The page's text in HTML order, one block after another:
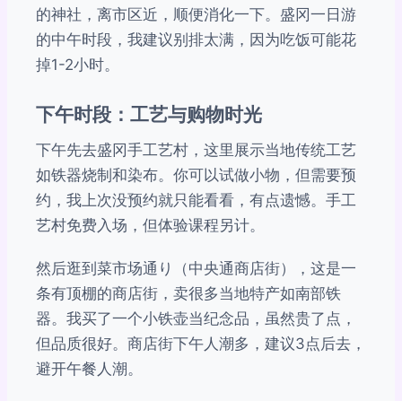
的神社，离市区近，顺便消化一下。盛冈一日游
的中午时段，我建议别排太满，因为吃饭可能花
掉1-2小时。
下午时段：工艺与购物时光
下午先去盛冈手工艺村，这里展示当地传统工艺
如铁器烧制和染布。你可以试做小物，但需要预
约，我上次没预约就只能看看，有点遗憾。手工
艺村免费入场，但体验课程另计。
然后逛到菜市场通り（中央通商店街），这是一
条有顶棚的商店街，卖很多当地特产如南部铁
器。我买了一个小铁壶当纪念品，虽然贵了点，
但品质很好。商店街下午人潮多，建议3点后去，
避开午餐人潮。